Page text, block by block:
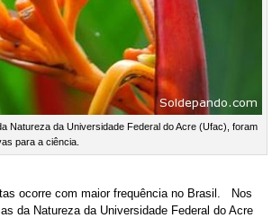
Natureza da Universidade Federal do Acre (Ufac), foram
para a ciência.
ocorre com maior frequência no Brasil. Nos
da Natureza da Universidade Federal do Acre